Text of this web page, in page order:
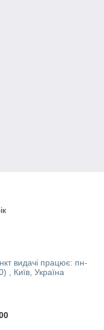
видачі працює: пн-
, Київ, Україна